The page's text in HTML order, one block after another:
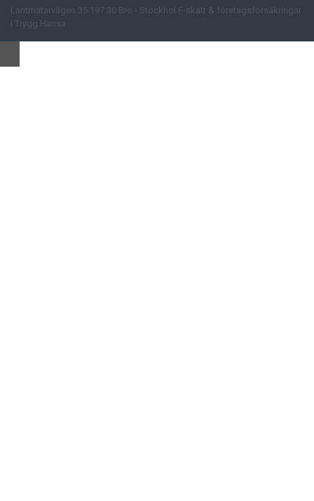
Lantmätarvägen 35 197 30 Bro - Stockhol F-skatt & företagsförsäkringar
i Trygg Hansa